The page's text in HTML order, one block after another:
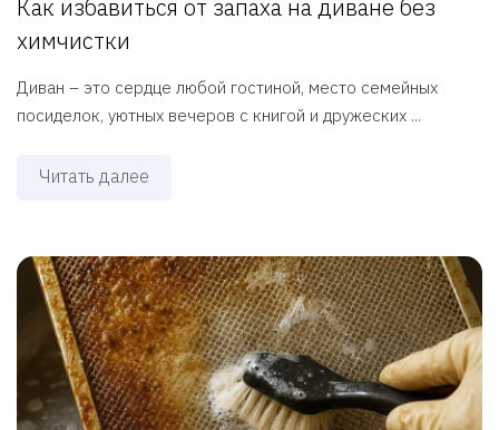
Как избавиться от запаха на диване без
химчистки
Диван – это сердце любой гостиной, место семейных
посиделок, уютных вечеров с книгой и дружеских ...
Читать далее